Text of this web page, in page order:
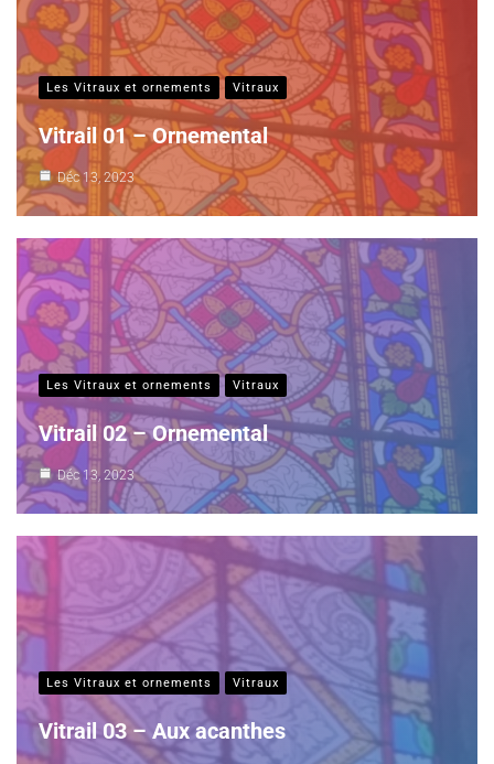
Les Vitraux et ornements Vitraux
Vitrail 01 – Ornemental
Déc 13, 2023
Les Vitraux et ornements Vitraux
Vitrail 02 – Ornemental
Déc 13, 2023
Les Vitraux et ornements Vitraux
Vitrail 03 – Aux acanthes